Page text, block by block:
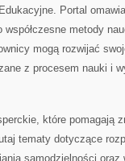
Portal
metody
mogą rozwijać
z procesem nauki i
które pomagają
tematy dotyczące
samodzielności